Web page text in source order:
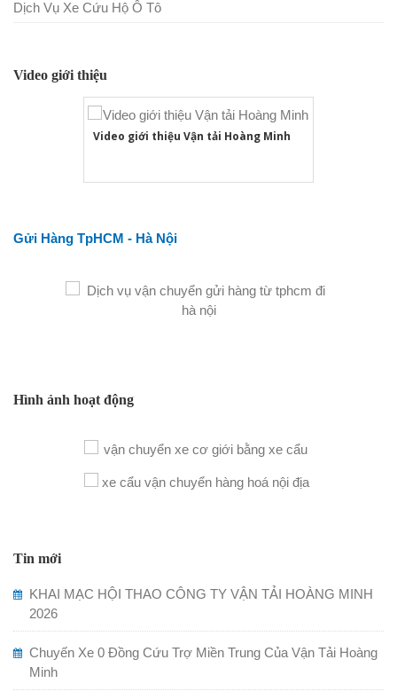
Dịch Vụ Xe Cứu Hộ Ô Tô
Video giới thiệu
Video giới thiệu Vận tải Hoàng Minh
Gửi Hàng TpHCM - Hà Nội
Hình ảnh hoạt động
Tin mới
KHAI MẠC HỘI THAO CÔNG TY VẬN TẢI HOÀNG MINH
2026
Chuyến Xe 0 Đồng Cứu Trợ Miền Trung Của Vận Tải Hoàng
Minh